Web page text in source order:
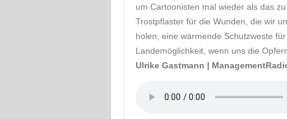
um Cartoonisten mal wieder als das
Trostpflaster für die Wunden, die wir
holen, eine wärmende Schutzweste
Landemöglichkeit, wenn uns die
Ulrike Gastmann |